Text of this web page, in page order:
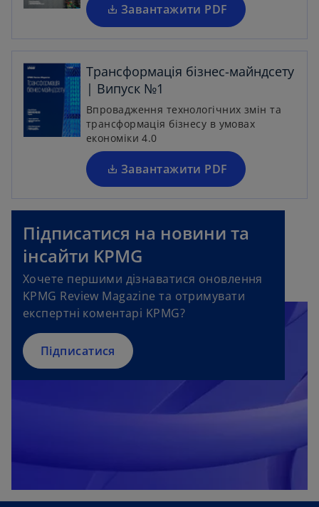
Завантажити PDF
a
n
t
b
Трансформація бізнес-майндсету
| Випуск №1
Впровадження технологічних змін та
трансформація бізнесу в умовах
економіки 4.0
Завантажити PDF
p
e
s
n
a
n
t
Підписатися на новини та
інсайти KPMG
Хочете першими дізнаватися оновлення
KPMG Review Magazine та отримувати
експертні коментарі KPMG?
Підписатися